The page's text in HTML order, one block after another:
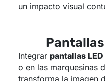
un impacto visual
Integrar pantallas
o en las marquesinas
transforma la imagen